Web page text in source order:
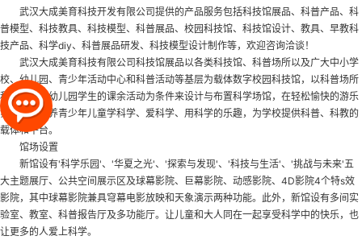
武汉大成美育科技开发有限公司提供的产品服务包括科技馆展品、科普产品、科
普模型、科技教具、科技模型、科普展品、 校园科技馆、科技馆设计、教具、早教科
技产品、科学diy、科普展品研发、科技模型设计制作等，欢迎咨询洽谈！
武汉大成美育科技有限公司科技馆展品以各类科技馆、科普场所以及广大中小学
校、幼儿园、青少年活动中心和科普活动等基层为载体数字校园科技馆，以科普场所
和中小学、幼儿园学生的课余活动为条件来设计与布置科学场馆，在轻松愉快的游乐
氛围中，培养青少年儿童学科学、爱科学、用科学的乐趣，为学校提供科普、科教的
载体和平台。
馆场设置
新馆设有'科学乐园'、'华夏之光'、'探索与发现'、'科技与生活'、'挑战与未来'五
大主题展厅、公共空间展示区及球幕影院、巨幕影院、动感影院、4D影院4个特s效
影院，其中球幕影院兼具穹幕电影放映和天象演示两种功能。此外，新馆设有多间实
验室、教室、科普报告厅及多功能厅。让儿童和大人同在一起享受科学中的快乐，也
让更多的人爱上科学。